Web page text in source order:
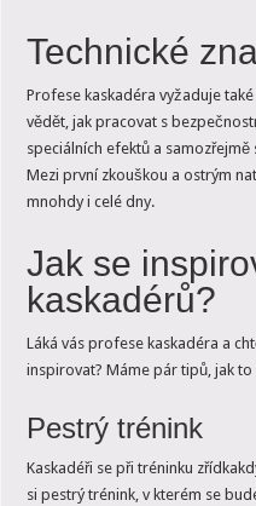
Technické
Profese kaskadéra vyžaduje
vědět, jak pracovat s
speciálních efektů a
Mezi první zkouškou a ostrým
mnohdy i celé dny.
Jak se
kaskadérů?
Láká vás profese kaskadéra a
inspirovat? Máme pár tipů, jak to
Pestrý trénink
Kaskadéři se při tréninku
si pestrý trénink, v kterém se